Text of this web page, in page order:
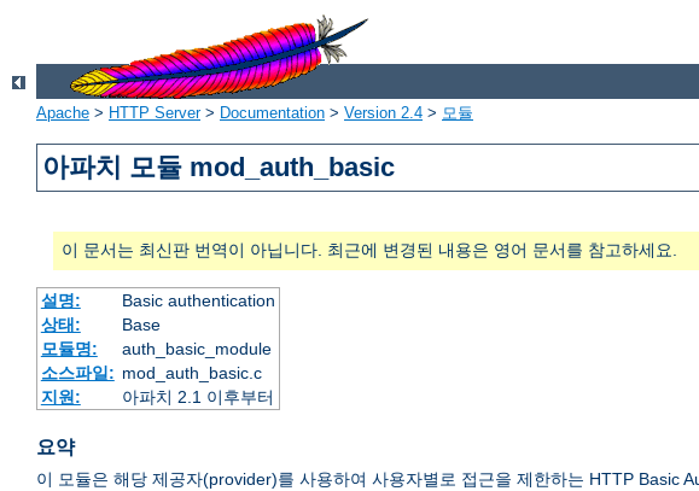
Apache > HTTP Server> Documentation > Version 2.4 > 모듈
아파치 모듈 mod_auth_basic
이 문서는 최신판 번역이 아닙니다. 최근에 변경된 내용은 영어 문서를 참고하세요.
설명:
Basic authentication
상태:
Base
모듈명:
auth_basic_module
소스파일: mod_auth_basic.c
지원:
아파치 2.1 이후부터
요약
이 모듈은 해당 제공자(provider)를 사용하여 사용자별로 접근을 제한하는 HTTP Basic